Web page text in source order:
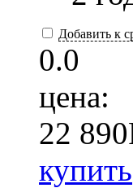
Добавить к
0.0
цена:
22 890
купить